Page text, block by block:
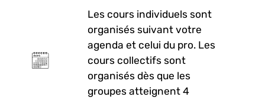
Les cours individuels sont
organisés suivant votre
agenda et celui du pro. Les
cours collectifs sont
organisés dès que les
groupes atteignent 4